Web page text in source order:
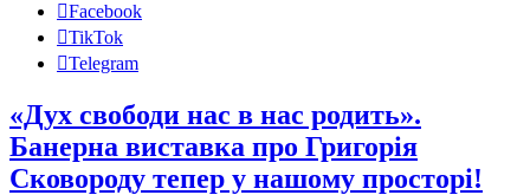
Facebook
TikTok
Telegram
«Дух свободи нас в нас родить».
Банерна виставка про Григорія
Сковороду тепер у нашому просторі!